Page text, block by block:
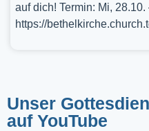
auf dich! Termin: Mi,
https://
Unser
auf YouTube